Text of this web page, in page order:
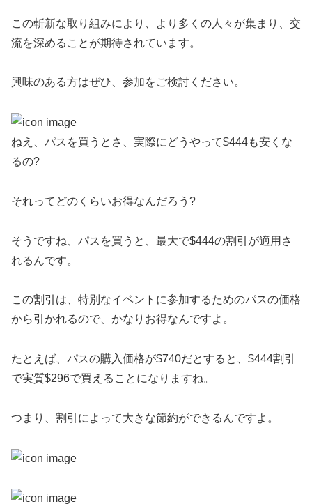
この斬新な取り組みにより、より多くの人々が集まり、交
流を深めることが期待されています。
興味のある方はぜひ、参加をご検討ください。
ねえ、パスを買うとさ、実際にどうやって$444も安くな
るの?
それってどのくらいお得なんだろう?
そうですね、パスを買うと、最大で$444の割引が適用さ
れるんです。
この割引は、特別なイベントに参加するためのパスの価格
から引かれるので、かなりお得なんですよ。
たとえば、パスの購入価格が$740だとすると、$444割引
で実質$296で買えることになりますね。
つまり、割引によって大きな節約ができるんですよ。